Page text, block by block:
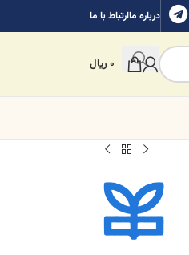
درباره ماارتباط با ما
0ریال